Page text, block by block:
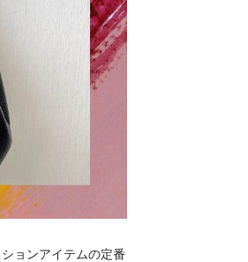
ョンアイテムの定番